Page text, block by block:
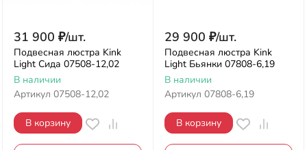
31 900 ₽/шт.
Подвесная люстра Kink
Light Сида 07508-12,02
В наличии
Артикул 07508-12,02
В корзину
29 900 ₽/шт.
Подвесная люстра Kink
Light Бьянки 07808-6,19
В наличии
Артикул 07808-6,19
В корзину